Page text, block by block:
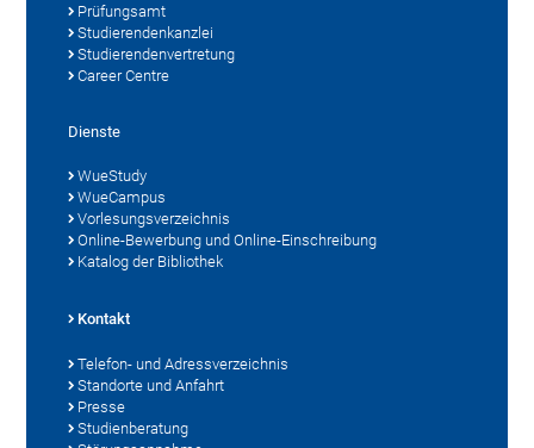
Prüfungsamt
Studierendenkanzlei
Studierendenvertretung
Career Centre
Dienste
WueStudy
WueCampus
Vorlesungsverzeichnis
Online-Bewerbung und Online-Einschreibung
Katalog der Bibliothek
Kontakt
Telefon- und Adressverzeichnis
Standorte und Anfahrt
Presse
Studienberatung